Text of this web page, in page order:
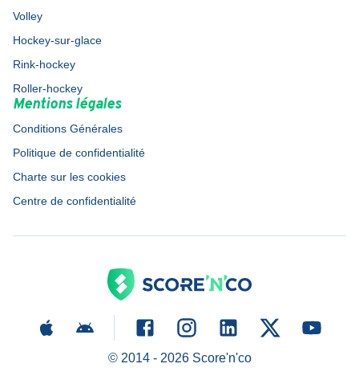
Volley
Hockey-sur-glace
Rink-hockey
Roller-hockey
Mentions légales
Conditions Générales
Politique de confidentialité
Charte sur les cookies
Centre de confidentialité
© 2014 - 2026Score'n'co